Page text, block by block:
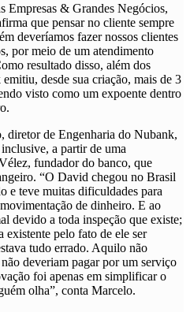
Empresas & Grandes Negócios,
que pensar no cliente sempre
deveríamos fazer nossos clientes
por meio de um atendimento
resultado disso, além dos
desde sua criação, mais de 3
visto como um expoente dentro
diretor de Engenharia do Nubank,
a partir de uma
fundador do banco, que
“O David chegou no Brasil
e teve muitas dificuldades para
de dinheiro. E ao
devido a toda inspeção que existe;
existente pelo fato de ele ser
tudo errado. Aquilo não
deveriam pagar por um serviço
foi apenas em simplificar o
olha”, conta Marcelo.